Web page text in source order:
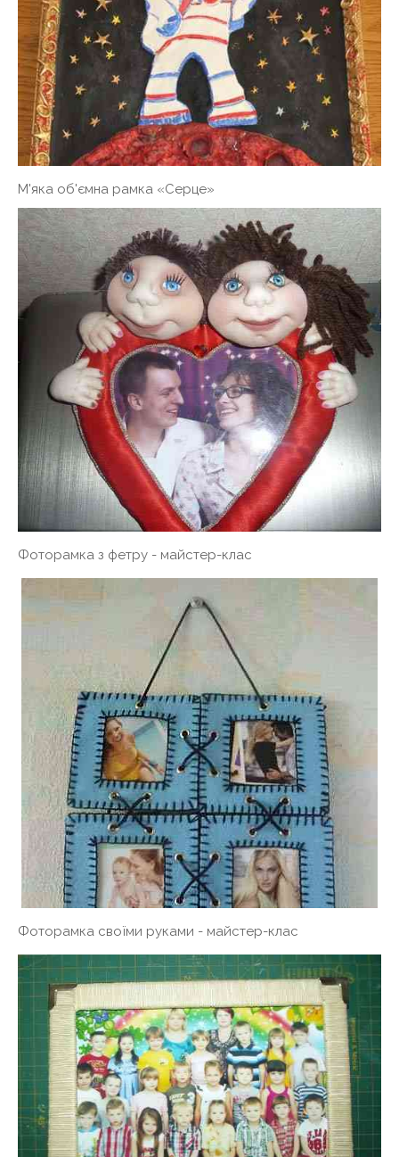
М'яка об'ємна рамка «Серце»
Фоторамка з фетру - майстер-клас
Фоторамка своїми руками - майстер-клас